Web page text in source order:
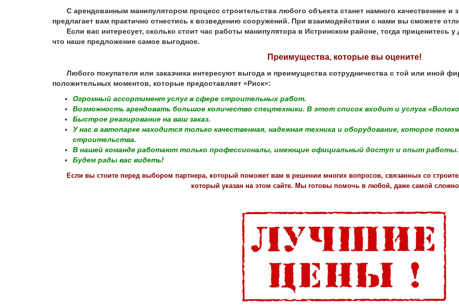
С арендованным манипулятором процесс строительства любого объекта станет намного качественнее
предлагает вам практично отнестись к возведению сооружений. При взаимодействии с нами вы сможете
Если вас интересует, сколько стоит час работы манипулятора в Истринском районе, тогда приценитесь
что наше предложение самое выгодное.
Преимущества, которые вы оцените!
Любого покупателя или заказчика интересуют выгода и преимущества сотрудничества с той или иной
положительных моментов, которые предоставляет «Риск»:
Огромный ассортимент услуг в сфере строительных работ.
Возможность арендовать большое количество спецтехники. В этот список входит и услуга
Быстрое реагирование на ваш заказ.
У нас в автопарке находится только качественная, надежная техника и оборудование, которое
строительства.
В нашей команде работают только профессионалы, имеющие официальный доступ и опыт работы.
Будем рады вас видеть!
Если вы стоите перед выбором партнера, который поможет вам в решении многих вопросов, связанных со
который указан на этом сайте. Мы готовы помочь в любой, даже самой